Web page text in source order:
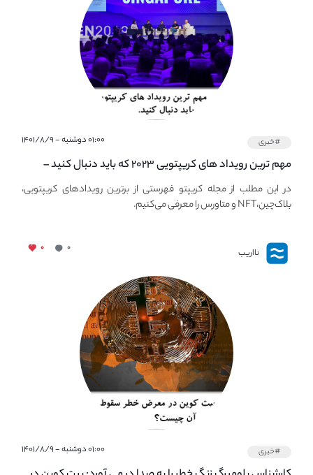
#خبری ۰۱:۰۰ دوشنبه - ۱۴۰۱/۸/۹
مهم ترین رویداد های کریپتویی ۲۰۲۳ که باید دنبال کنید –
معرفی بهترین رویداد های جهانی
در این مطلب از مجله کریپتو فهرستی از برترین رویدادهای کریپتویی،
بلاک‌چین،NFT و متاورس را معرفی می‌کنیم.
نااریب ۰ ۰
#خبری ۰۱:۰۰ دوشنبه - ۱۴۰۱/۸/۹